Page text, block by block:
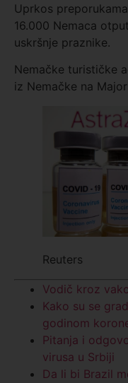
Uprkos preporukama
16.000 Nemaca
uskršnje praznike.
Nemačke turističke
iz Nemačke na
Reuters
Vodič kroz
Kako su se
godinom
Pitanja i
virusa u Srbiji
Da li bi Brazil